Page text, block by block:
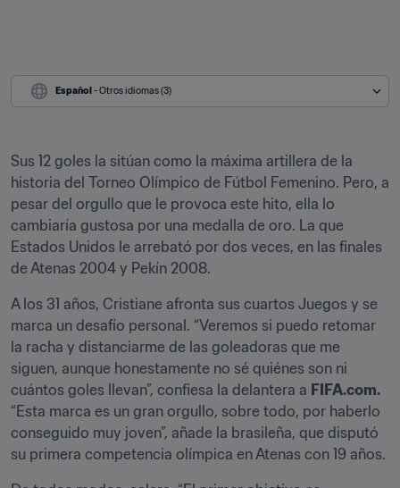
Español - Otros idiomas (3)
Sus 12 goles la sitúan como la máxima artillera de la
historia del Torneo Olímpico de Fútbol Femenino. Pero, a
pesar del orgullo que le provoca este hito, ella lo
cambiaría gustosa por una medalla de oro. La que
Estados Unidos le arrebató por dos veces, en las finales
de Atenas 2004 y Pekín 2008.
A los 31 años, Cristiane afronta sus cuartos Juegos y se
marca un desafío personal. “Veremos si puedo retomar
la racha y distanciarme de las goleadoras que me
siguen, aunque honestamente no sé quiénes son ni
cuántos goles llevan”, confiesa la delantera a FIFA.com.
“Esta marca es un gran orgullo, sobre todo, por haberlo
conseguido muy joven”, añade la brasileña, que disputó
su primera competencia olímpica en Atenas con 19 años.